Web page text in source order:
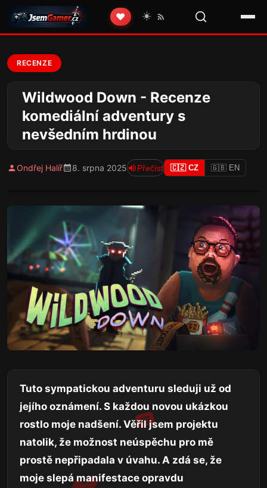
❤️ ☀️
RECENZE
Wildwood Down - Recenze
komediální adventury s
nevšedním hrdinou
Ondřej Halíř 8. srpna 2025 Přečíst 🇨🇿 CZ 🇬🇧 EN
Tuto sympatickou adventuru sleduji už od
jejího oznámení. S každou novou ukázkou
rostlo moje nadšení. Věřil jsem projektu
natolik, že možnost neúspěchu pro mě
prostě nepřipadala v úvahu. A zdá se, že
moje slepá manifestace opravdu